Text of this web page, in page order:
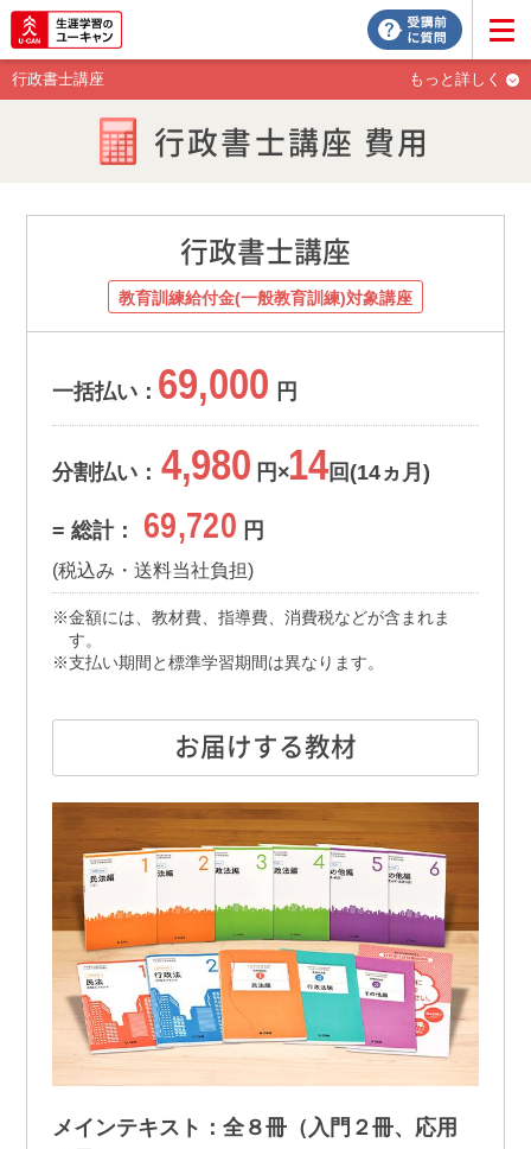
行政書士講座 もっと詳しく
行政書士講座 費用
行政書士講座
教育訓練給付金(一般教育訓練)対象講座
一括払い：69,000 円
分割払い： 4,980 円×14回(14ヵ月)
= 総計： 69,720 円
(税込み・送料当社負担)
金額には、教材費、指導費、消費税などが含まれま
す。
支払い期間と標準学習期間は異なります。
お届けする教材
メインテキスト：全８冊（入門２冊、応用